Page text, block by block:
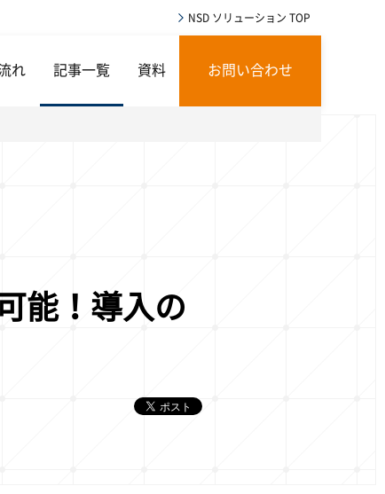
NSD ソリューション TOP
れ 記事一覧 資料 お問い合わせ
能！導入の